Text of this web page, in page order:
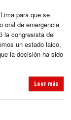
para que se
oral de emergencia
la congresista del
un estado laico,
la decisión ha sido
Leer más